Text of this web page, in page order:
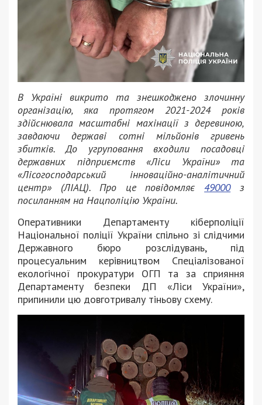
В Україні викрито та знешкоджено злочинну
організацію, яка протягом 2021-2024 років
здійснювала масштабні махінації з деревиною,
завдаючи державі сотні мільйонів гривень
збитків. До угруповання входили посадовці
державних підприємств «Ліси України» та
«Лісогосподарський інноваційно-аналітичний
центр» (ЛІАЦ). Про це повідомляє49000з
посиланням на Нацполіцію України.
Оперативники Департаменту кіберполіції
Національної поліції України спільно зі слідчими
Державного бюро розслідувань, під
процесуальним керівництвом Спеціалізованої
екологічної прокуратури ОГП та за сприяння
Департаменту безпеки ДП «Ліси України»,
припинили цю довготривалу тіньову схему.